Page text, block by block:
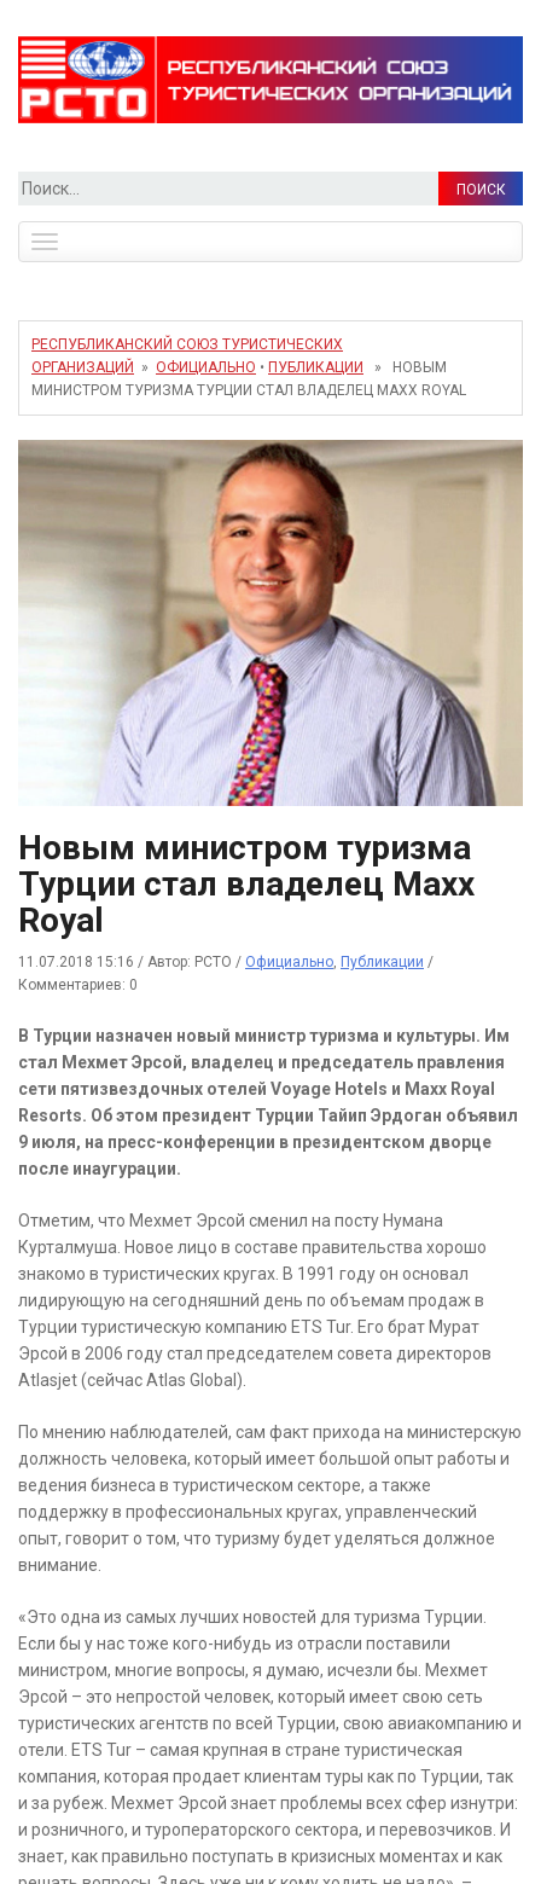
Найти:
navigation
РЕСПУБЛИКАНСКИЙ СОЮЗ ТУРИСТИЧЕСКИХ
ОРГАНИЗАЦИЙ
» ОФИЦИАЛЬНО • ПУБЛИКАЦИИ
» НОВЫМ
МИНИСТРОМ ТУРИЗМА ТУРЦИИ СТАЛ ВЛАДЕЛЕЦ MAXX ROYAL
Новым министром туризма
Турции стал владелец Maxx
Royal
11.07.2018 15:16 / Автор: РСТО / Официально, Публикации /
Комментариев: 0
В Турции назначен новый министр туризма и культуры. Им
стал Мехмет Эрсой, владелец и председатель правления
сети пятизвездочных отелей Voyage Hotels и Maxx Royal
Resorts. Об этом президент Турции Тайип Эрдоган объявил
9 июля, на пресс-конференции в президентском дворце
после инаугурации.
Отметим, что Мехмет Эрсой сменил на посту Нумана
Курталмуша. Новое лицо в составе правительства хорошо
знакомо в туристических кругах. В 1991 году он основал
лидирующую на сегодняшний день по объемам продаж в
Турции туристическую компанию ETS Tur. Его брат Мурат
Эрсой в 2006 году стал председателем совета директоров
Atlasjet (сейчас Atlas Global).
По мнению наблюдателей, сам факт прихода на министерскую
должность человека, который имеет большой опыт работы и
ведения бизнеса в туристическом секторе, а также
поддержку в профессиональных кругах, управленческий
опыт, говорит о том, что туризму будет уделяться должное
внимание.
«Это одна из самых лучших новостей для туризма Турции.
Если бы у нас тоже кого-нибудь из отрасли поставили
министром, многие вопросы, я думаю, исчезли бы. Мехмет
Эрсой – это непростой человек, который имеет свою сеть
туристических агентств по всей Турции, свою авиакомпанию и
отели. ETS Tur – самая крупная в стране туристическая
компания, которая продает клиентам туры как по Турции, так
и за рубеж. Мехмет Эрсой знает проблемы всех сфер изнутри:
и розничного, и туроператорского сектора, и перевозчиков. И
знает, как правильно поступать в кризисных моментах и как